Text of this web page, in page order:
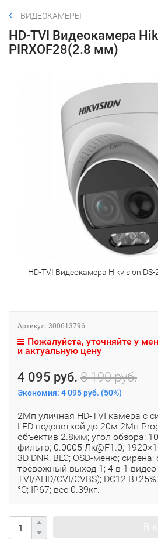
ВИДЕОКАМЕРЫ
HD-TVI Видеокамера
PIRXOF28(2.8 мм)
HD-TVI Видеокамера Hikvision
Артикул: 300613796
Пожалуйста, уточняйте у
и актуальную цену
4 095 руб. 8 190 руб.
Экономия: 4 095 руб. (50%)
2Мп уличная HD-TVI камера с
LED подсветкой до 20м 2Мп
объектив 2.8мм; угол обзора:
фильтр; 0.0005 Лк@F1.0;
3D DNR, BLC; OSD-меню;
тревожный выход 1; 4 в 1
TVI/AHD/CVI/CVBS); DC12
°C; IP67; вес 0.39кг.